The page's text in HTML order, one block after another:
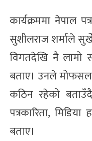
कार्यक्रममा नेपाल
सुशीलराज शर्माले
विगतदेखि नै लामो
बताए। उनले
कठिन‌ रहेको
पत्रकारिता,
बताए।